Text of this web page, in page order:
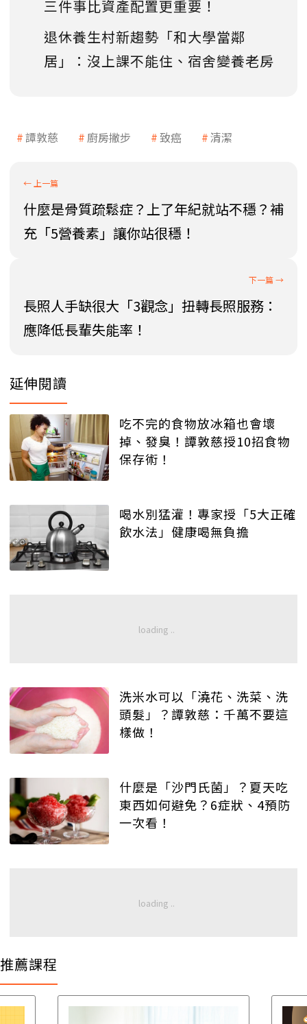
三件事比資產配置更重要！
退休養生村新趨勢「和大學當鄰
居」：沒上課不能住、宿舍變養老房
譚敦慈 廚房撇步 致癌 清潔
什麼是骨質疏鬆症？上了年紀就站不穩？補
充「5營養素」讓你站很穩！
長照人手缺很大「3觀念」扭轉長照服務：
應降低長輩失能率！
延伸閱讀
吃不完的食物放冰箱也會壞
掉、發臭！譚敦慈授10招食物
保存術！
喝水別猛灌！專家授「5大正確
飲水法」健康喝無負擔
洗米水可以「澆花、洗菜、洗
頭髮」？譚敦慈：千萬不要這
樣做！
什麼是「沙門氏菌」？夏天吃
東西如何避免？6症狀、4預防
一次看！
推薦課程